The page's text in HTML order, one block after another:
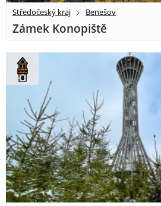
Středočeský kraj Benešov
Zámek Konopiště